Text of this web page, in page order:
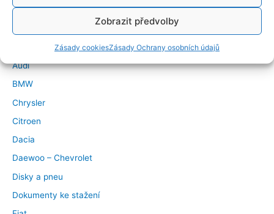
Zobrazit předvolby
Zásady cookiesZásady Ochrany osobních údajů
Značky vozidel
Alfa Romeo
Audi
BMW
Chrysler
Citroen
Dacia
Daewoo – Chevrolet
Disky a pneu
Dokumenty ke stažení